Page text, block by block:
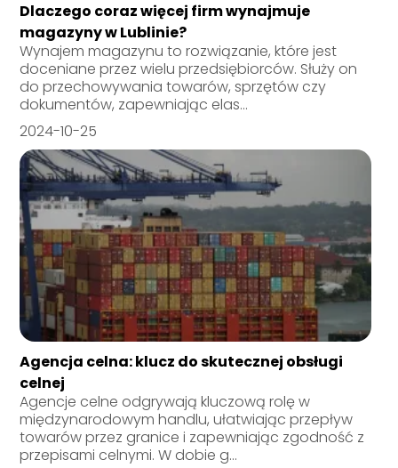
Dlaczego coraz więcej firm wynajmuje
magazyny w Lublinie?
Wynajem magazynu to rozwiązanie, które jest
doceniane przez wielu przedsiębiorców. Służy on
do przechowywania towarów, sprzętów czy
dokumentów, zapewniając elas...
2024-10-25
Agencja celna: klucz do skutecznej obsługi
celnej
Agencje celne odgrywają kluczową rolę w
międzynarodowym handlu, ułatwiając przepływ
towarów przez granice i zapewniając zgodność z
przepisami celnymi. W dobie g...